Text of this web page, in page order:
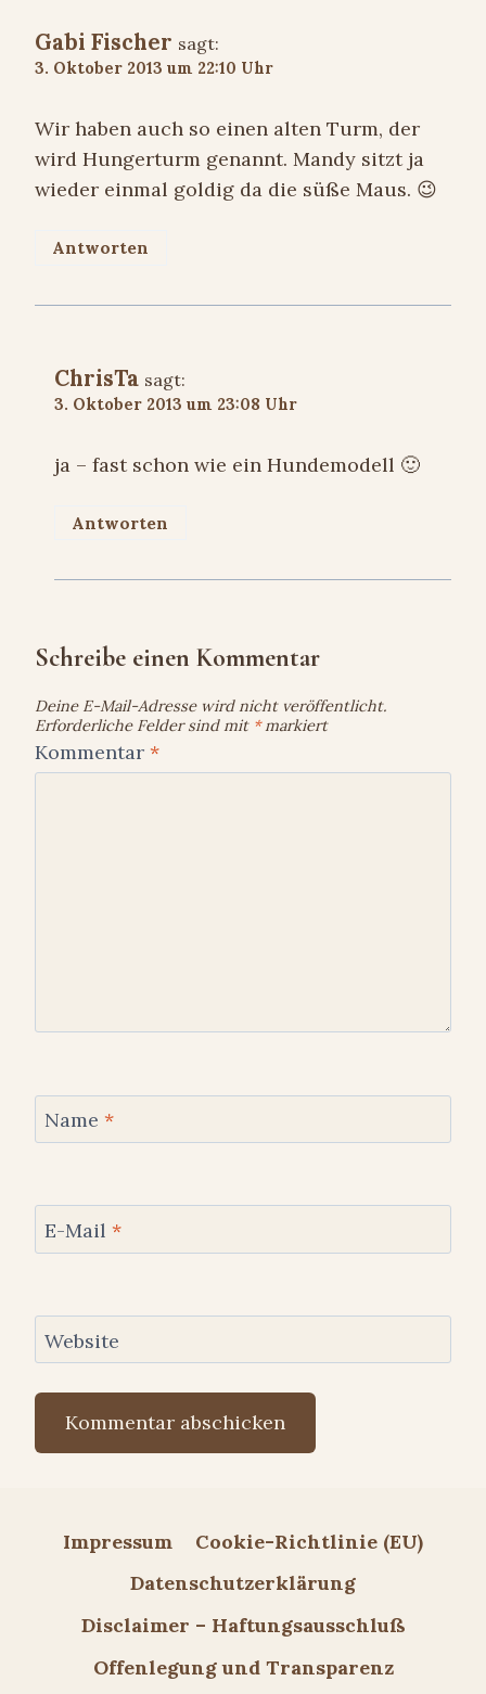
Gabi Fischer sagt:
3. Oktober 2013 um 22:10 Uhr
Wir haben auch so einen alten Turm, der
wird Hungerturm genannt. Mandy sitzt ja
wieder einmal goldig da die süße Maus. 😉
Antworten
ChrisTa sagt:
3. Oktober 2013 um 23:08 Uhr
ja – fast schon wie ein Hundemodell 🙂
Antworten
Schreibe einen Kommentar
Deine E-Mail-Adresse wird nicht veröffentlicht.
Erforderliche Felder sind mit *markiert
Kommentar *
Name *
E-Mail *
Website
Impressum
Cookie-Richtlinie (EU)
Datenschutzerklärung
Disclaimer – Haftungsausschluß
Offenlegung und Transparenz